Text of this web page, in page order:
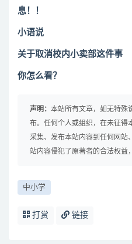
息！！
小语说
关于取消校内小卖部这件事
你怎么看？
声明： 本站所有文章，如无特殊
布。任何个人或组织，在未征得
采集、发布本站内容到任何网站
站内容侵犯了原著者的合法权益
中小学
打赏 链接